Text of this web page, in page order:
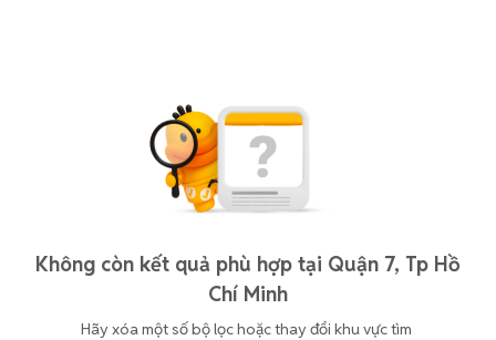
Không còn kết quả phù hợp tại Quận 7, Tp Hồ
Chí Minh
Hãy xóa một số bộ lọc hoặc thay đổi khu vực tìm